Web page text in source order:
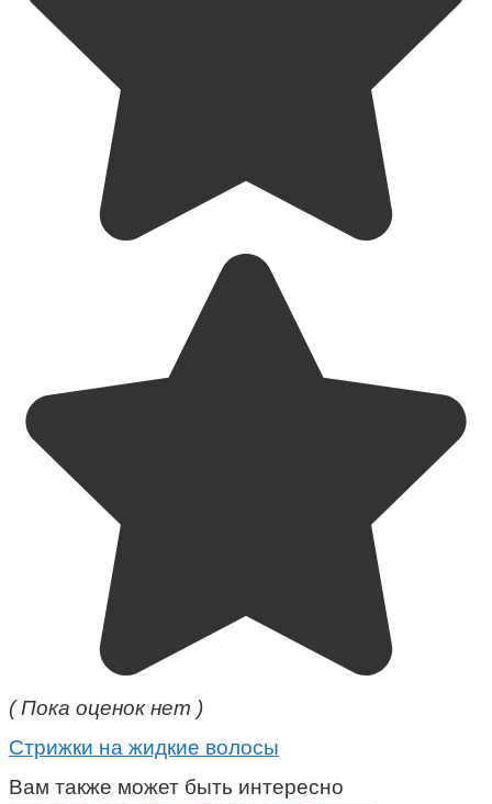
( Пока оценок нет )
Стрижки на жидкие волосы
Вам также может быть интересно